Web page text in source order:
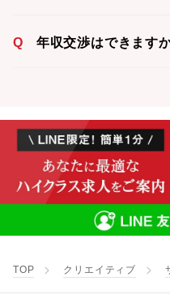
Q 年収交渉はできます
TOP クリエイティブ